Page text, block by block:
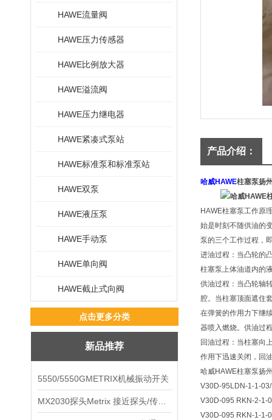
HAWE流量阀
HAWE压力传感器
HAWE比例放大器
HAWE溢流阀
HAWE压力继电器
HAWE紧凑式泵站
HAWE标准泵和标准泵站
HAWE双泵
HAWE液压泵
HAWE手动泵
HAWE单向阀
HAWE截止式向阀
点击更多分类
新品推荐
5550/5550GMETRIX机械振动开关
产品介绍：
哈威HAWE柱塞泵扬
HAWE柱塞泵工作原
始是时刻不随供油的
泵的三个工作过程，
进油过程：当凸轮的
柱塞泵上体油道内的
供油过程：当凸轮轴
腔。当柱塞顶面遮住
在弹簧的作用力下继
器喷入燃烧。供油过
回油过程：当柱塞向
作用下迅速关闭，回
哈威HAWE柱塞泵扬
V30D-95LDN-1-1-
V30D-095 RKN-2-1-
V30D-095 RKN-1-1-